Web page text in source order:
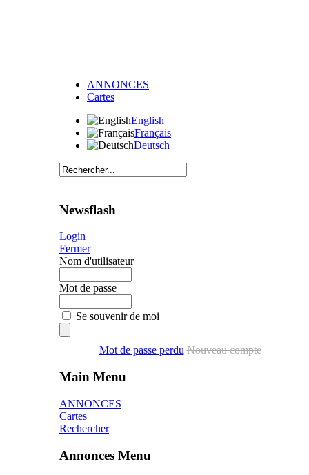
ANNONCES
Cartes
English
Français
Deutsch
Newsflash
Login
Fermer
Nom d'utilisateur
Mot de passe
Se souvenir de moi
Mot de passe perdu Nouveau compte
Main Menu
ANNONCES
Cartes
Rechercher
Annonces Menu